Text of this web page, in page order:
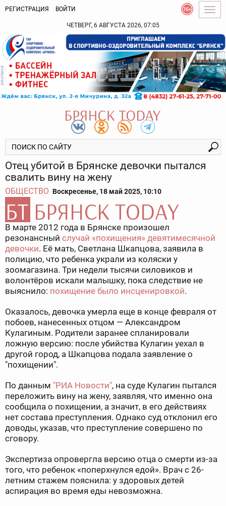
РЕГИСТРАЦИЯ ВОЙТИ
ЧЕТВЕРГ, 6 АВГУСТА 2026, 07:05
Отец убитой в Брянске девочки пытался
свалить вину на жену
ОБЩЕСТВО Воскресенье, 18 май 2025, 10:10
В марте 2012 года в Брянске произошел
резонансный случай «похищения» девятимесячной
девочки. Её мать, Светлана Шкапцова, заявила в
полицию, что ребенка украли из коляски у
зоомагазина. Три недели тысячи силовиков и
волонтёров искали малышку, пока следствие не
выяснило: похищение было инсценировкой.
Оказалось, девочка умерла еще в конце февраля от
побоев, нанесенных отцом — Александром
Кулагиным. Родители заранее спланировали
ложную версию: после убийства Кулагин уехал в
другой город, а Шкапцова подала заявление о
"похищении".
По данным "РИА Новости", на суде Кулагин пытался
переложить вину на жену, заявляя, что именно она
сообщила о похищении, а значит, в его действиях
нет состава преступления. Однако суд отклонил его
доводы, указав, что преступление совершено по
сговору.
Экспертиза опровергла версию отца о смерти из-за
того, что ребенок «поперхнулся едой». Врач с 26-
летним стажем пояснила: у здоровых детей
аспирация во время еды невозможна.